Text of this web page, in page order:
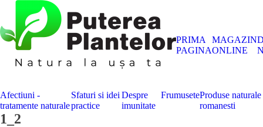
PRIMA
PAGINA
MAGAZIN
ONLINE
Afectiuni -
tratamente naturale
Sfaturi si idei
practice
Despre
imunitate
FrumuseteProduse naturale
romanesti
1_2